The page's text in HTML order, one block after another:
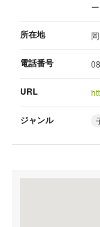
所在地
電話番号
URL
ジャンル